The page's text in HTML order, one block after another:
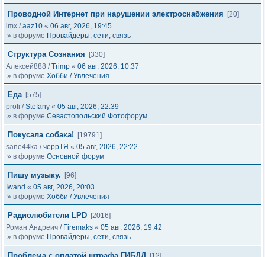
Проводной Интернет при нарушении электроснабжения
[20]
imx /aaz10 « 06 авг, 2026, 19:45
» в форуме Провайдеры, сети, связь
Структура Сознания
[330]
Алексей888 /Trimp « 06 авг, 2026, 10:37
» в форуме Хобби / Увлечения
Еда [575]
profi /Stefany « 05 авг, 2026, 22:39
» в форуме Севастопольский Фотофорум
Покусала собака!
[19791]
sane44ka /черрТЯ « 05 авг, 2026, 22:22
» в форуме Основной форум
Пишу музыку.
[96]
Iwand « 05 авг, 2026, 20:03
» в форуме Хобби / Увлечения
Радиолюбители LPD [2016]
Роман Андреич / Firemaks « 05 авг, 2026, 19:42
» в форуме Провайдеры, сети, связь